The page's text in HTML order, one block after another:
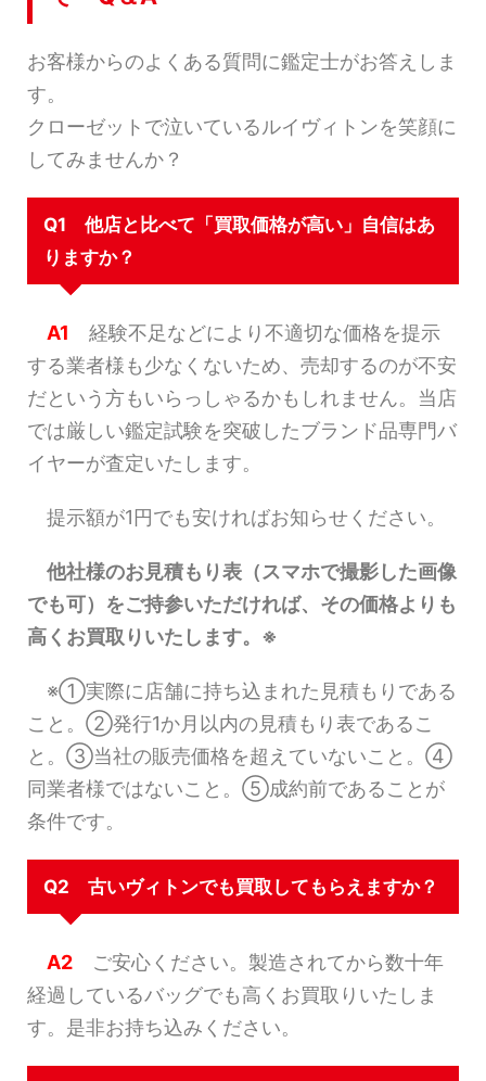
お客様からのよくある質問に鑑定士がお答えしま
す。
クローゼットで泣いているルイヴィトンを笑顔に
してみませんか？
Q1 他店と比べて「買取価格が高い」自信はあ
りますか？
A1 経験不足などにより不適切な価格を提示
する業者様も少なくないため、売却するのが不安
だという方もいらっしゃるかもしれません。当店
では厳しい鑑定試験を突破したブランド品専門バ
イヤーが査定いたします。
提示額が1円でも安ければお知らせください。
他社様のお見積もり表（スマホで撮影した画像
でも可）をご持参いただければ、その価格よりも
高くお買取りいたします。※
※①実際に店舗に持ち込まれた見積もりである
こと。②発行1か月以内の見積もり表であるこ
と。③当社の販売価格を超えていないこと。④
同業者様ではないこと。⑤成約前であることが
条件です。
Q2 古いヴィトンでも買取してもらえますか？
A2 ご安心ください。製造されてから数十年
経過しているバッグでも高くお買取りいたしま
す。是非お持ち込みください。